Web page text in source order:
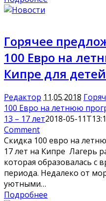
Горячее
100 Евро на
Кипре для
Редактор 11.05.2018
100 Евро на летнюю
13 – 17 лет2018-05-
Comment
Скидка 100 евро на
17 лет на Кипре Лагерь
которая образовалась с
периода. Недалеко от
уютными…
Подробнее